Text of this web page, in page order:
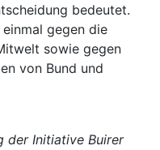
bedeutet.
gegen die
sowie gegen
von Bund und
der Initiative Buirer